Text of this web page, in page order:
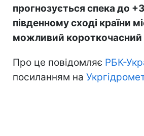
прогнозується спека до
південному сході країни
можливий короткочасний
Про це повідомляє РБК-
посиланням на